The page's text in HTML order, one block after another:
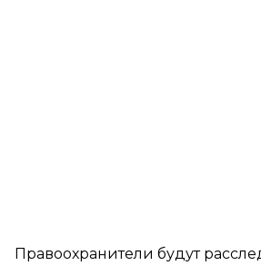
Правоохранители будут